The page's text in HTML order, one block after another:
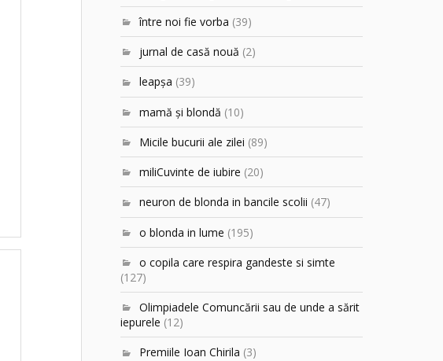
între noi fie vorba (39)
jurnal de casă nouă (2)
leapşa (39)
mamă şi blondă (10)
Micile bucurii ale zilei (89)
miliCuvinte de iubire (20)
neuron de blonda in bancile scolii (47)
o blonda in lume (195)
o copila care respira gandeste si simte
(127)
Olimpiadele Comuncării sau de unde a sărit
iepurele (12)
Premiile Ioan Chirila (3)